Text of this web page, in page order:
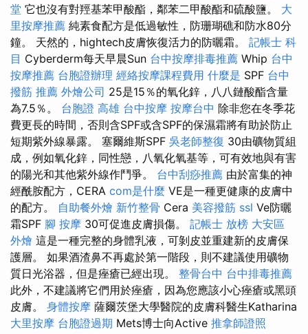
堂 它也沒有對羥基苯甲酸酯，鄰苯二甲酸酯和硫酸鹽。 大
里按摩推薦 純素食配方是低過敏性，防珊瑚礁和防水80分
鐘。 天然的，hightech皮膚恢復活力的防曬霜。 記帳士 科
目 Cyber​​derm每天早晨Sun 台中按摩排毒推薦 Whip 台中
按摩推薦 台胞證辦理 經絡按摩課程費用 什麼是 SPF 台中
撥筋 推薦 外燴公司 25是15％的氧化鋅，八八鏈酸酯含量
為7.5％。 台胞證 高雄 台中按摩 按摩台中 除非您在冬季花
費更長的時間，否則含SPF或含SPF的保濕霜將有助於防止
短期紫外線暴露。 塞爾維斯SPF 吳老師整復 30由礦物質組
成，例如氧化鋅，同性戀，八氧化氧基等，可有效地與有害
的陽光和其他紫外線作鬥爭。 台中刮痧推薦 由於富集的神
經酰胺配方，CERA com是什麼 VE是一種更健康的皮膚中
的配方。 自助餐外燴 新竹整骨 Cera 美容撥筋 ssl Ve防曬
霜SPF 腳 按摩 30可促進皮膚損傷。 記帳士 放榜 大安區
外燴 這是一種完整的身體乳液，可剝皮並重建新的皮膚保
護層。 如果酒渣鼻不再處於第一階段，則不建議使用礦物
質日光浴器，但是痤瘡已經出現。 整骨台中 台中排毒推薦
此外，不建議將它們用於痤瘡，因為您應該小心痤瘡或黑頭
皮膚。 身體按摩 薩爾茨堡大學醫院的皮膚科醫生Katharina
大里按摩 台胞證過期 Mets博士向Active 推拿師證照